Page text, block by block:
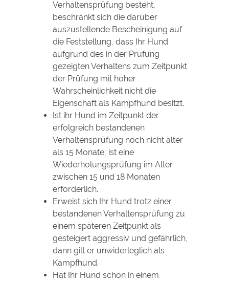
Verhaltensprüfung besteht,
beschränkt sich die darüber
auszustellende Bescheinigung auf
die Feststellung, dass Ihr Hund
aufgrund des in der Prüfung
gezeigten Verhaltens zum Zeitpunkt
der Prüfung mit hoher
Wahrscheinlichkeit nicht die
Eigenschaft als Kampfhund besitzt.
Ist ihr Hund im Zeitpunkt der
erfolgreich bestandenen
Verhaltensprüfung noch nicht älter
als 15 Monate, ist eine
Wiederholungsprüfung im Alter
zwischen 15 und 18 Monaten
erforderlich.
Erweist sich Ihr Hund trotz einer
bestandenen Verhaltensprüfung zu
einem späteren Zeitpunkt als
gesteigert aggressiv und gefährlich,
dann gilt er unwiderleglich als
Kampfhund.
Hat Ihr Hund schon in einem